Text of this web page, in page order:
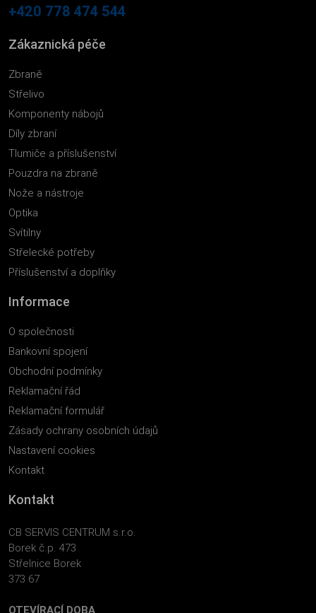
+420 778 474 544
Zákaznická péče
Zbraně
Střelivo
Komponenty nábojů
Díly zbraní
Tlumiče a příslušenství
Pouzdra na zbraně
Nože a nástroje
Optika
Svítilny
Střelecké potřeby
Příslušenství a doplňky
Informace
O společnosti
Bankovní spojení
Obchodní podmínky
Reklamační řád
Reklamační formulář
Zásady ochrany osobních údajů
Nastavení cookies
Kontakt
Kontakt
CB SERVIS CENTRUM s.r.o.
Borek č.p. 473
Střelnice Borek
373 67
OTEVÍRACÍ DOBA